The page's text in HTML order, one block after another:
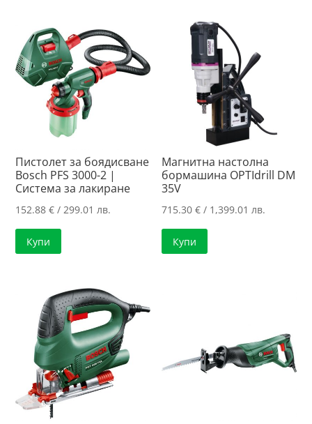
226.80 лв..
Пистолет за боядисване
Bosch PFS 3000-2 |
Система за лакиране
152.88€ / 299.01 лв.
Купи
Магнитна настолна
бормашина OPTIdrill DM
35V
715.30€ / 1,399.01 лв.
Купи